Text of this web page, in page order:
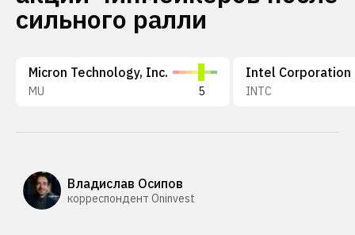
сильного ралли
Micron Technology, Inc.
MU 5
Intel Corporation
INTC
Владислав Осипов
корреспондент Oninvest